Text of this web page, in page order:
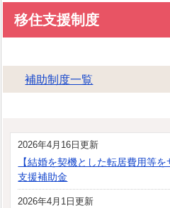
移住支援制度
補助制度一覧
2026年4月16日更新
【結婚を契機とした転居費用等
支援補助金
2026年4月1日更新